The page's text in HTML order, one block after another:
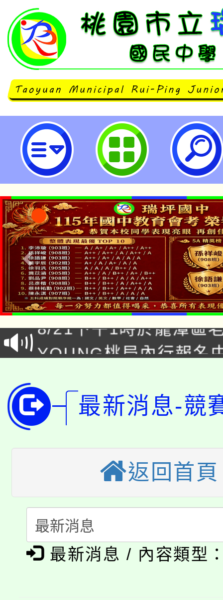
桃園市113年度『友善環境健康好
果展遊學體驗活動-桃園市立瑞坪
「本色祭」8/29、30在
場熱烈登場!
8/21下午1時於龍潭區
徵才活動。
YOUNG桃局內行報名
開!
115年桃園市運動會8/
田徑場及游泳池舉行。
桃園市低收入戶享有免
視費優惠，中低收入戶
半價優惠，詳情可洽有
者。
大園自造教育及科技中
份教師增能研習
大溪自造教育及科技
份教師研習
淨零綠生活教案入校路
會
115年食農教育專業人
程
「本色祭」8/29、30在
最新消息-競
返回首頁
最新消息 / 內容類型